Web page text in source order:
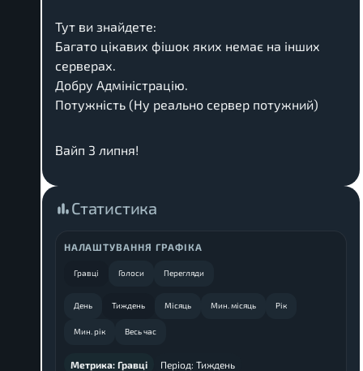
Тут ви знайдете:
Багато цікавих фішок яких немає на інших
серверах.
Добру Адміністрацію.
Потужність (Ну реально сервер потужний)
Вайп 3 липня!
Статистика
НАЛАШТУВАННЯ ГРАФІКА
Гравці Голоси Перегляди
День Тиждень Місяць Мин. місяць Рік
Мин. рік Весь час
Метрика: Гравці Період: Тиждень